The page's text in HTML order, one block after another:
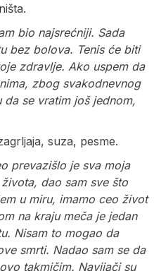
bio najsrećniji. Sada
bez bolova. Tenis će biti
zdravlje. Ako uspem da
zbog svakodnevnog
se vratim još jednom,
suza, pesme.
prevazišlo je sva moja
dao sam sve što
u miru, imamo ceo život
na kraju meča je jedan
Nisam to mogao da
smrti. Nadao sam se da
takmičim. Navijači su